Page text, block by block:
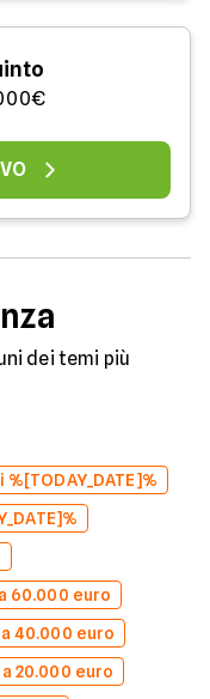
dei temi più
60.000 euro
40.000 euro
20.000 euro